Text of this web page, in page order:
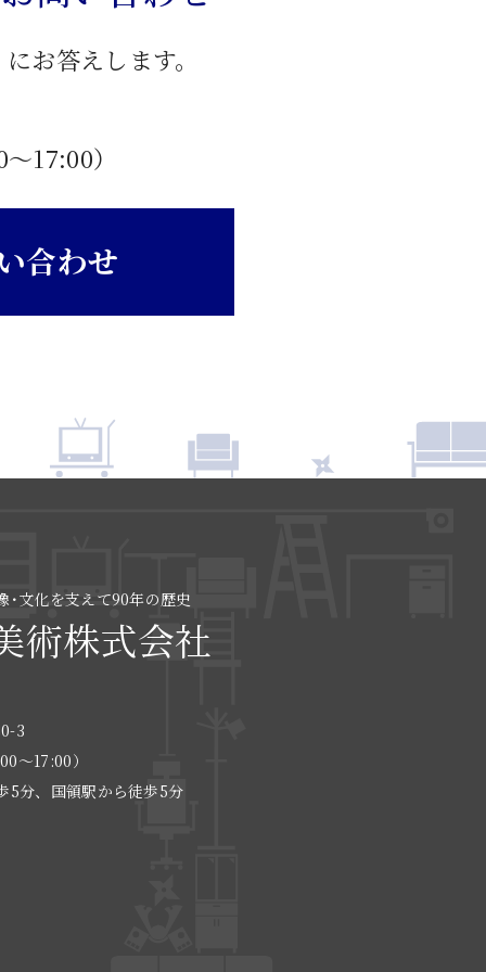
お答えします。
〜17:00）
合わせ
･文化を支えて90年の歴史
術株式会社
3
〜17:00）
分、国領駅から徒歩5分